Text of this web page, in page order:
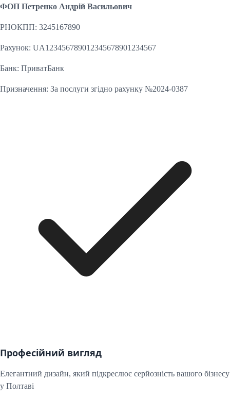
ФОП Петренко Андрій Васильович
РНОКПП: 3245167890
Рахунок: UA123456789012345678901234567
Банк: ПриватБанк
Призначення: За послуги згідно рахунку №2024-0387
Професійний вигляд
Елегантний дизайн, який підкреслює серйозність вашого бізнесу
у Полтаві